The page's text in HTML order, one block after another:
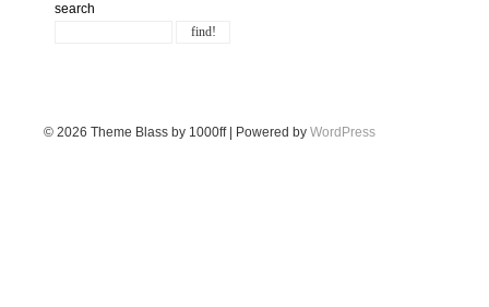
search
© 2026 Theme Blass by 1000ff | Powered by WordPress